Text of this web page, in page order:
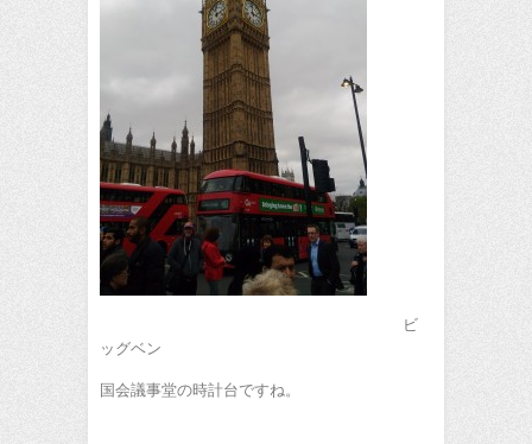
ビ
ッグベン
国会議事堂の時計台ですね。